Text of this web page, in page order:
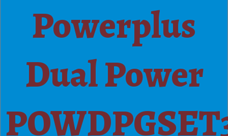
Powerplus
Dual Power